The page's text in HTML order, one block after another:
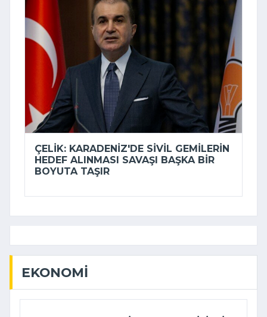
ÇELIK: KARADENIZ'DE SIVIL GEMILERIN
HEDEF ALINMASI SAVAŞI BAŞKA BIR
BOYUTA TAŞIR
EKONOMI